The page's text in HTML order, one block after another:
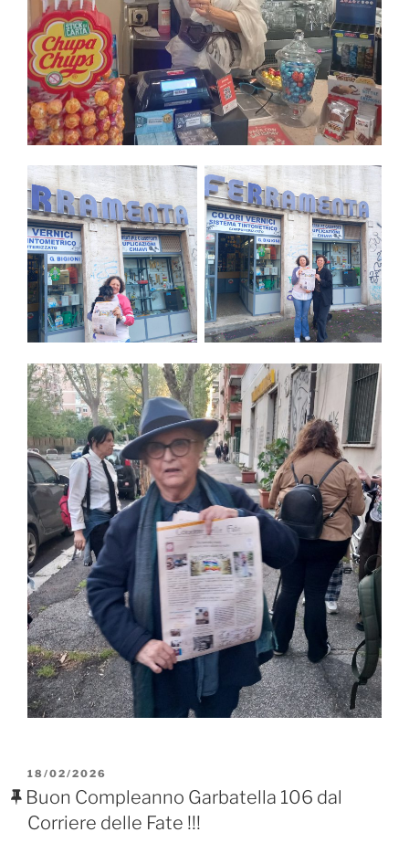
PUBBLICATO
IL
18/02/2026
Buon Compleanno Garbatella 106 dal
Corriere delle Fate !!!